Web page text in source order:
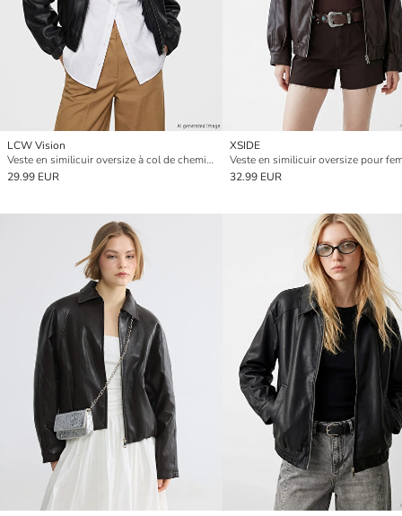
LCW Vision
Veste en similicuir oversize à col de chemise pour femme
29.99 EUR
XSIDE
Veste en similicuir oversize pour
32.99 EUR